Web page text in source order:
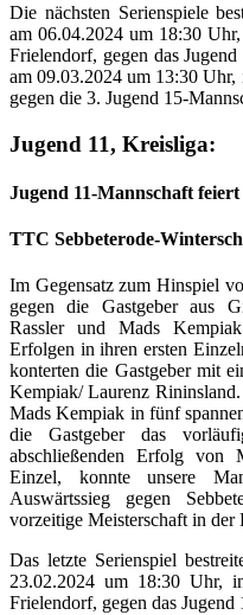
Die nächsten Serienspiele
am 06.04.2024 um 18:30
Frielendorf, gegen das
am 09.03.2024 um 13:30
gegen die 3. Jugend 15-
Jugend 11,
Jugend 11-Mannschaft
TTC Sebbeterode-
Im Gegensatz zum Hinspiel
gegen die Gastgeber aus
Rassler und Mads
Erfolgen in ihren ersten
konterten die Gastgeber mit
Kempiak/ Laurenz
Mads Kempiak in fünf
die Gastgeber das
abschließenden Erfolg von
Einzel, konnte unsere
Auswärtssieg gegen
vorzeitige Meisterschaft in der
Das letzte Serienspiel
23.02.2024 um 18:30 Uhr,
Frielendorf, gegen das